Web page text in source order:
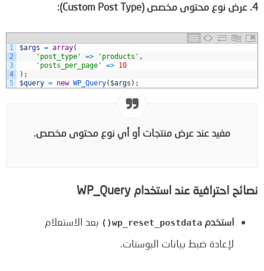
4. عرض نوع محتوى مخصص (Custom Post Type):
1
2
3
4
5
$args = array(
'post_type'
=> 'products' ,
'posts_per_page'
=> 10
) ;
$query = new WP_Query( $args ) ;
مفيد عند عرض منتجات أو أي نوع محتوى مخصص.
نصائح احترافية عند استخدام WP_Query
استخدم wp_reset_postdata()
بعد الاستعلام
لإعادة ضبط بيانات البوستات.